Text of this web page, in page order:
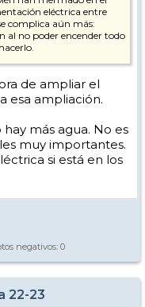
eléctrica entre
complica aún más:
al no poder encender todo
de ampliar el
esa ampliación.
más agua. No es
muy importantes.
si está en los
negativos: 0
22-23